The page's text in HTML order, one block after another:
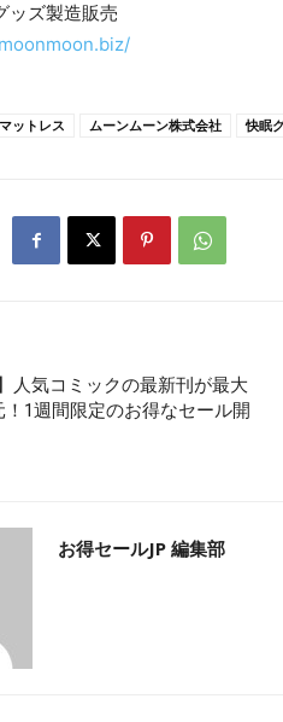
ッズ製造販売
マットレス ムーンムーン株式会社 快眠
人気コミックの最新刊が最大
！1週間限定のお得なセール開
お得セールJP 編集部